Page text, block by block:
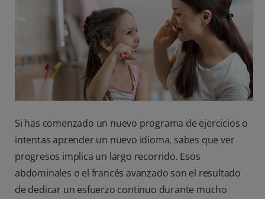
PARA PROFESIONALES
DÓNDE COMPRAR
UY (ES)
SUSCRIBITE
Si has comenzado un nuevo programa de ejercicios o
intentas aprender un nuevo idioma, sabes que ver
progresos implica un largo recorrido. Esos
abdominales o el francés avanzado son el resultado
de dedicar un esfuerzo continuo durante mucho